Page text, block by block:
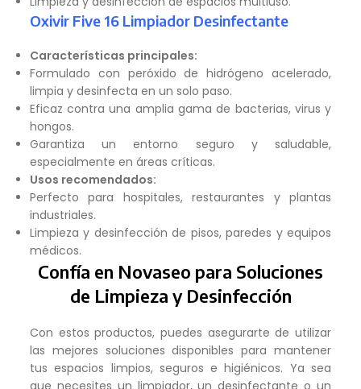
Oxivir Five 16 Limpiador Desinfectante
Características principales:
Formulado con peróxido de hidrógeno acelerado,
limpia y desinfecta en un solo paso.
Eficaz contra una amplia gama de bacterias, virus y
hongos.
Garantiza un entorno seguro y saludable,
especialmente en áreas críticas.
Usos recomendados:
Perfecto para hospitales, restaurantes y plantas
industriales.
Limpieza y desinfección de pisos, paredes y equipos
médicos.
Confía en Novaseo para Soluciones
de Limpieza y Desinfección
Con estos productos, puedes asegurarte de utilizar
las mejores soluciones disponibles para mantener
tus espacios limpios, seguros e higiénicos. Ya sea
que necesites un limpiador, un desinfectante o un